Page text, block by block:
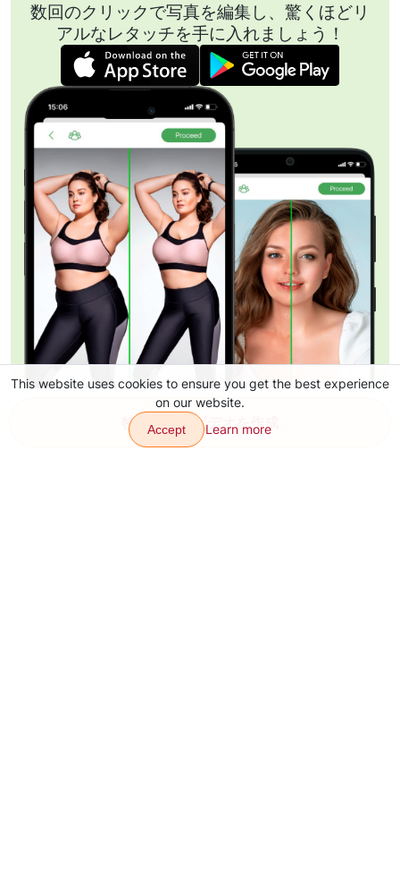
数回のクリックで写真を編集し、驚くほどリ
アルなレタッチを手に入れましょう！
特殊効果でビデオを作成
This website uses cookies to ensure you get the best experience
on our website.
Accept Learn more